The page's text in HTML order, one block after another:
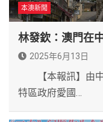
本澳新聞
林發欽：澳門在
2025年6月13日
【本報訊】由中
特區政府愛國…